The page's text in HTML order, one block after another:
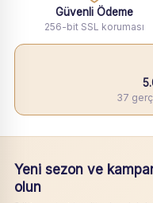
Güvenli Ödeme
256-bit SSL koruması
37
Yeni sezon ve
olun